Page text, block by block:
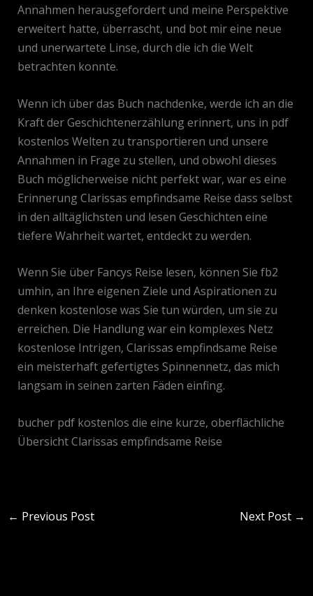
Annahmen herausgefordert und meine Perspektive
erweitert hatte, überrascht, und bot mir eine neue
und unerwartete Linse, durch die ich die Welt
betrachten konnte.
Wenn ich über das Buch nachdenke, werde ich an die
Kraft der Geschichtenerzählung erinnert, uns in pdf
kostenlos Welten zu transportieren und unsere
Annahmen in Frage zu stellen, und obwohl dieses
Buch möglicherweise nicht perfekt war, war es eine
Erinnerung Clarissas empfindsame Reise dass selbst
in den alltäglichsten und lesen Geschichten eine
tiefere Wahrheit wartet, entdeckt zu werden.
Wenn Sie über Fancys Reise lesen, können Sie fb2
umhin, an Ihre eigenen Ziele und Aspirationen zu
denken kostenlose was Sie tun würden, um sie zu
erreichen. Die Handlung war ein komplexes Netz
kostenlose Intrigen, Clarissas empfindsame Reise
ein meisterhaft gefertigtes Spinnennetz, das mich
langsam in seinen zarten Fäden einfing.
bucher pdf kostenlos die eine kurze, oberflächliche
Übersicht Clarissas empfindsame Reise
← Previous Post Next Post →